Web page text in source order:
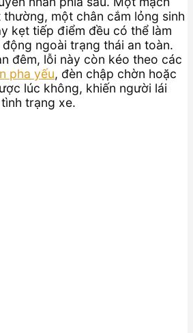
một chân cắm lỏng sinh
kẹt tiếp điểm đều có thể làm
ngoài trạng thái an toàn.
đêm, lỗi này còn kéo theo các
pha yếu, đèn chập chờn hoặc
lúc không, khiến người lái
trạng xe.